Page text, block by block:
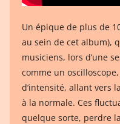
Un épique de plus de
au sein de cet album),
musiciens, lors d’une
comme un
d’intensité, allant vers
à la normale. Ces
quelque sorte, perdre